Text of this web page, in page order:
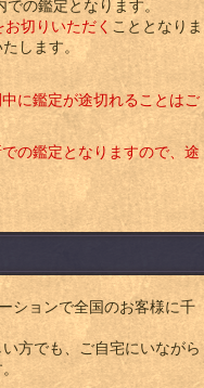
の鑑定となります。
切りいただく こととなりま
します。
に鑑定が途切れることはご
の鑑定となりますので、途
ションで全国のお客様に千
方でも、ご自宅にいながら